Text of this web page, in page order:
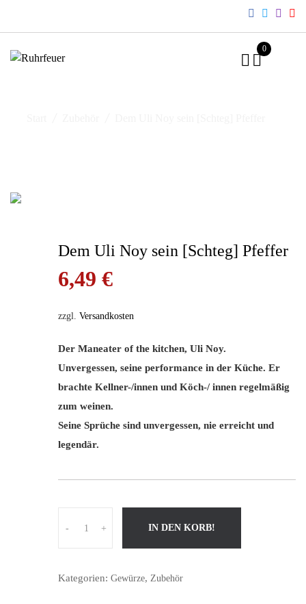
0
Dem Uli Noy sein [Schteg] Pfeffer
6,49 €
zzgl. Versandkosten
Der Maneater of the kitchen, Uli Noy.
Unvergessen, seine performance in der Küche. Er
brachte Kellner-/innen und Köch-/ innen regelmäßig
zum weinen.
Seine Sprüche sind unvergessen, nie erreicht und
legendär.
e
- + IN DEN KORB!
Kategorien: Gewürze, Zubehör